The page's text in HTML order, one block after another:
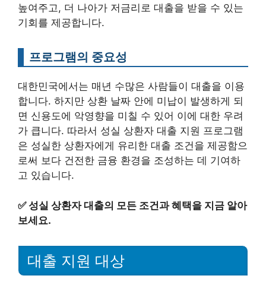
높여주고, 더 나아가 저금리로 대출을 받을 수 있는
기회를 제공합니다.
프로그램의 중요성
대한민국에서는 매년 수많은 사람들이 대출을 이용
합니다. 하지만 상환 날짜 안에 미납이 발생하게 되
면 신용도에 악영향을 미칠 수 있어 이에 대한 우려
가 큽니다. 따라서 성실 상환자 대출 지원 프로그램
은 성실한 상환자에게 유리한 대출 조건을 제공함으
로써 보다 건전한 금융 환경을 조성하는 데 기여하
고 있습니다.
✅성실 상환자 대출의 모든 조건과 혜택을 지금 알아
보세요.
대출 지원 대상